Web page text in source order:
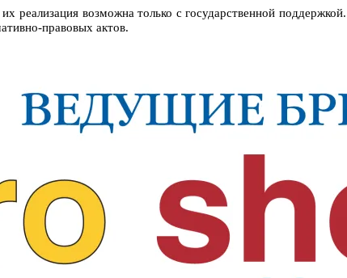
реализация возможна только с государственной поддержкой.
правовых актов.